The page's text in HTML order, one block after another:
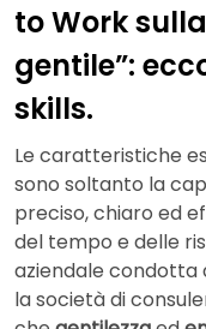
to Work
gentile”:
skills.
Le caratteristiche
sono soltanto la
preciso, chiaro ed
del tempo e delle
aziendale condotta
la società di